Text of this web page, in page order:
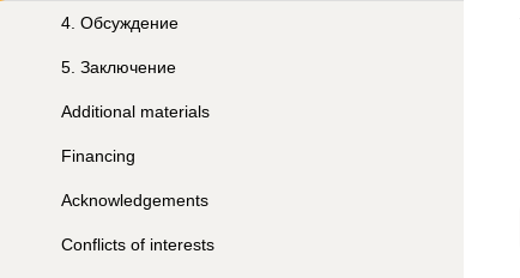
4 Обсуждение
5 Заключение
Additional materials
Financing
Acknowledgements
Conflicts of interests